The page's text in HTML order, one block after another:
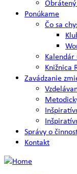
Ponúkame
Čo sa
Knižnica
Zavádzanie
Správy o
Kontakt